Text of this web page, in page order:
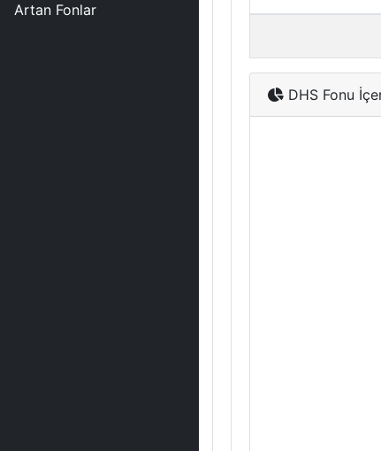
Artan Fonlar
DHS Fonu